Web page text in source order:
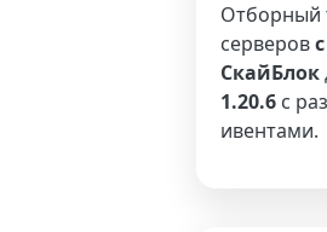
Отборный
серверов
СкайБлок
1.20.6 с
ивентами.